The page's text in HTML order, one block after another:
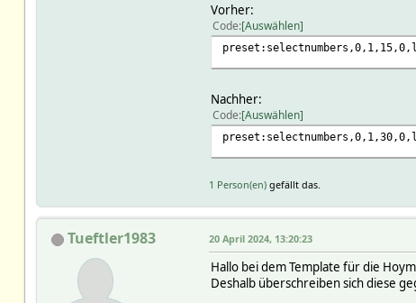
Vorher:
Code Auswählen
Nachher:
Code Auswählen
1 Person(en)gefällt das.
Tueftler1983 20 April 2024, 13:20:23
Hallo bei dem Template für die
Deshalb überschreiben sich diese